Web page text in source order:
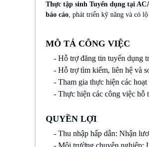
Thực tập sinh Tuyển dụng tại
báo cáo, phát triển kỹ năng và có
MÔ TẢ CÔNG VIỆC
- Hỗ trợ đăng tin tuyển dụng
- Hỗ trợ tìm kiếm, liên hệ và
- Tham gia thực hiện các
- Thực hiện các công việc hỗ
QUYỀN LỢI
- Thu nhập hấp dẫn: Nhận
- Môi trường chuyên nghiệp: